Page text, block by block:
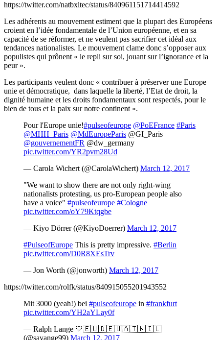
https://twitter.com/natbxltec/status/840961151714414592
Les adhérents au mouvement estiment que la plupart des Européens
croient en l’idée fondamentale de l’Union européenne, et en sa
capacité de se réformer, et ne veulent pas sacrifier cet idéal aux
tendances nationalistes. Le mouvement clame donc s’opposer aux
populistes qui prônent « le repli sur soi, jouant sur l’ignorance et la
peur ».
Les participants veulent donc « contribuer à préserver une Europe
unie et démocratique, dans laquelle la liberté, l’Etat de droit, la
dignité humaine et les droits fondamentaux sont respectés, pour le
bien de tous et la paix sur notre continent ».
Pour l'Europe unie!#pulseofeurope @PoEFrance #Paris
@MHH_Paris @MdEuropeParis @GI_Paris
@gouvernementFR @dw_germany
pic.twitter.com/YR2pvm28Ud
— Carola Wichert (@CarolaWichert) March 12, 2017
"We want to show there are not only right-wing
nationalists protesting, us pro-European people also
have a voice" #pulseofeurope #Cologne
pic.twitter.com/oY79Ktqgbe
— Kiyo Dörrer (@KiyoDoerrer) March 12, 2017
#PulseofEurope This is pretty impressive. #Berlin
pic.twitter.com/D0R8XEsTrv
— Jon Worth (@jonworth) March 12, 2017
https://twitter.com/rolfk/status/840915055201943552
Mit 3000 (yeah!) bei #pulseofeurope in #frankfurt
pic.twitter.com/YH2aYLay0f
— Ralph Lange 💛🇪🇺🇩🇪🇺🇦🇹🇼🇮🇱
(@savange99) March 12, 2017